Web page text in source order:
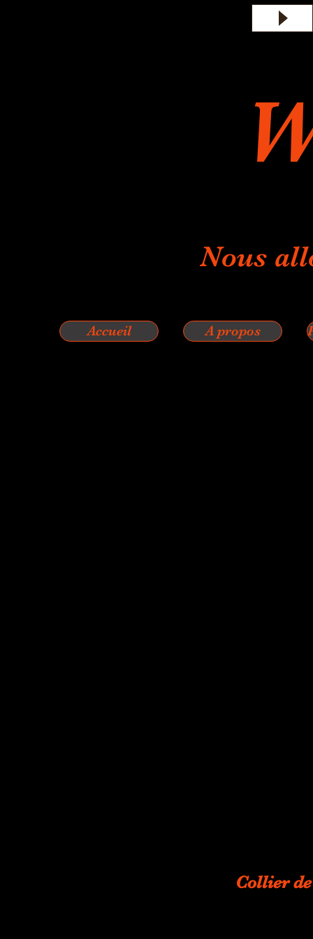
Nous
Accueil A propos
Collier